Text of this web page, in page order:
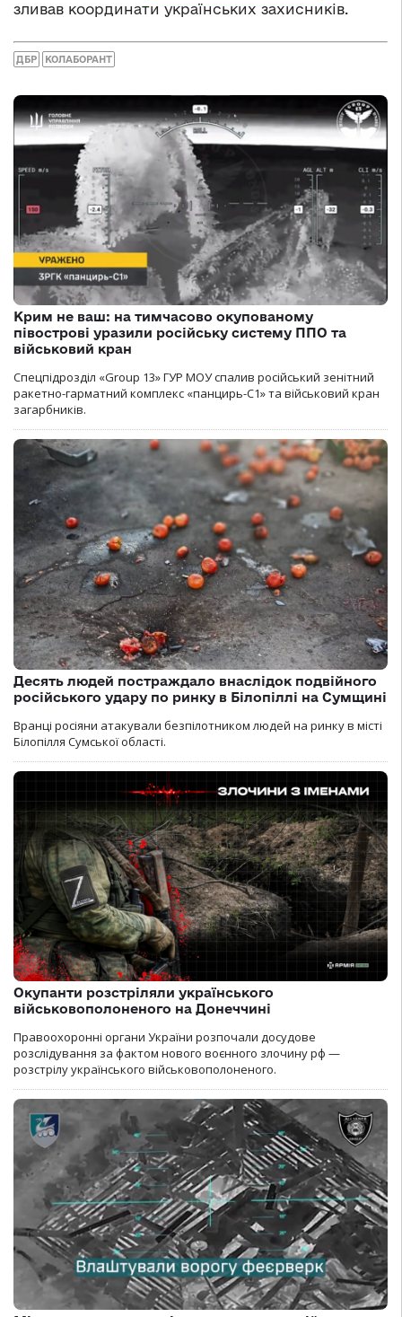
зливав координати українських захисників.
ДБР КОЛАБОРАНТ
Крим не ваш: на тимчасово окупованому
півострові уразили російську систему ППО та
військовий кран
Спецпідрозділ «Group 13» ГУР МОУ спалив російський зенітний
ракетно-гарматний комплекс «панцирь-С1» та військовий кран
загарбників.
Десять людей постраждало внаслідок подвійного
російського удару по ринку в Білопіллі на Сумщині
Вранці росіяни атакували безпілотником людей на ринку в місті
Білопілля Сумської області.
Окупанти розстріляли українського
військовополоненого на Донеччині
Правоохоронні органи України розпочали досудове
розслідування за фактом нового воєнного злочину рф —
розстрілу українського військовополоненого.